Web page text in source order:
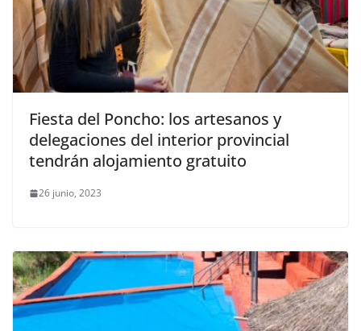
Fiesta del Poncho: los artesanos y
delegaciones del interior provincial
tendrán alojamiento gratuito
26 junio, 2023